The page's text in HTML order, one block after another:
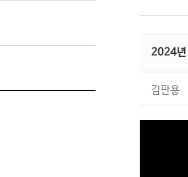
2024년
김판용